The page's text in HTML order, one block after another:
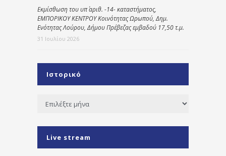
Εκμίσθωση του υπ΄ αριθ. -14- καταστήματος,
ΕΜΠΟΡΙΚΟΥ ΚΕΝΤΡΟΥ Κοινότητας Ωρωπού, Δημ.
Ενότητας Λούρου, Δήμου Πρέβεζας εμβαδού 17,50 τ.μ.
31 Ιουλίου 2026
Ιστορικό
Ιστορικό
Live stream